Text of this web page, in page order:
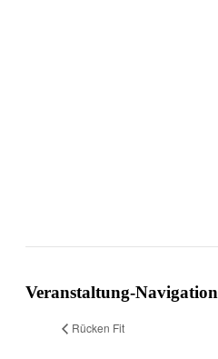
Veranstaltung-Navigation
Rücken Fit